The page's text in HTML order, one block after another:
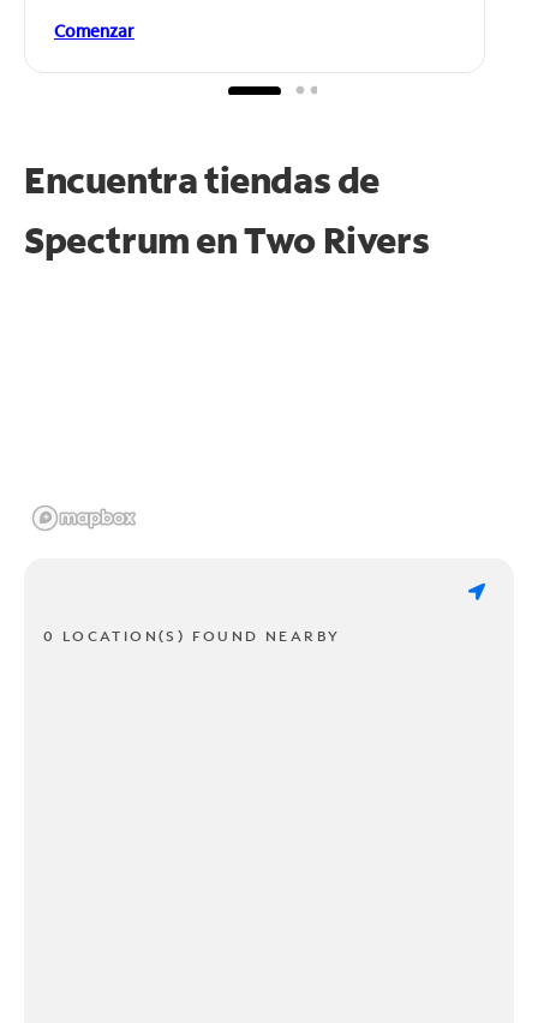
Comenzar
Encuentra tiendas de
Spectrum enTwo Rivers
0 LOCATION(S) FOUND NEARBY